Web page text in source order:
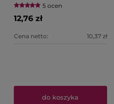
5 ocen
12,76 zł
Cena netto: 10,37 zł
do koszyka